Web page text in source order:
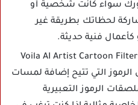
سواء كانت شخصية أو
لحظاتك بطريقة غير
فنية حديثة.
تنزيل برنامج Voila AI Artist Cartoon Filter
التي تتيح إضافة لمسات
الرموز التعبيرية